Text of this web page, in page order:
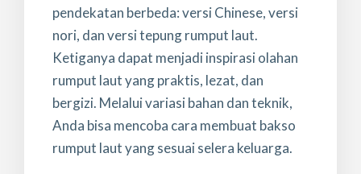
pendekatan berbeda: versi Chinese, versi
nori, dan versi tepung rumput laut.
Ketiganya dapat menjadi inspirasi olahan
rumput laut yang praktis, lezat, dan
bergizi. Melalui variasi bahan dan teknik,
Anda bisa mencoba cara membuat bakso
rumput laut yang sesuai selera keluarga.